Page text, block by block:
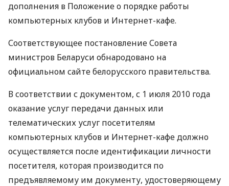
дополнения в Положение о порядке работы
компьютерных клубов и Интернет-кафе.
Соответствующее постановление Совета
министров Беларуси обнародовано на
официальном сайте белорусского правительства.
В соответствии с документом, с 1 июля 2010 года
оказание услуг передачи данных или
телематических услуг посетителям
компьютерных клубов и Интернет-кафе должно
осуществляется после идентификации личности
посетителя, которая производится по
предъявляемому им документу, удостоверяющему